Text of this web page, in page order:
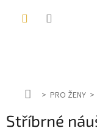
D
m
PRO ŽENY
Stříbrné